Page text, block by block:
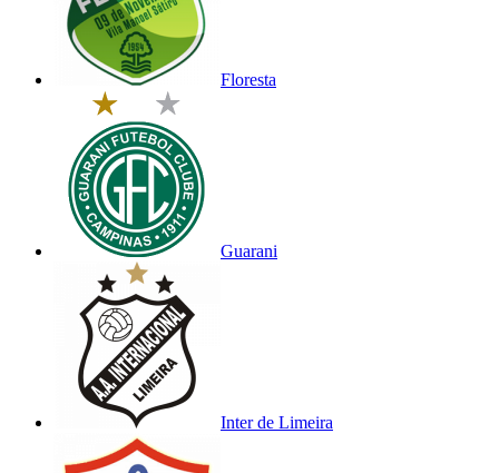
Floresta
Guarani
Inter de Limeira